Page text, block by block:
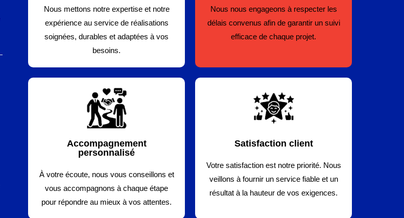
Nous mettons notre expertise et notre
expérience au service de réalisations
soignées, durables et adaptées à vos
besoins.
Nous nous engageons à respecter les
délais convenus afin de garantir un suivi
efficace de chaque projet.
Accompagnement
personnalisé
À votre écoute, nous vous conseillons et
vous accompagnons à chaque étape
pour répondre au mieux à vos attentes.
Satisfaction client
Votre satisfaction est notre priorité. Nous
veillons à fournir un service fiable et un
résultat à la hauteur de vos exigences.